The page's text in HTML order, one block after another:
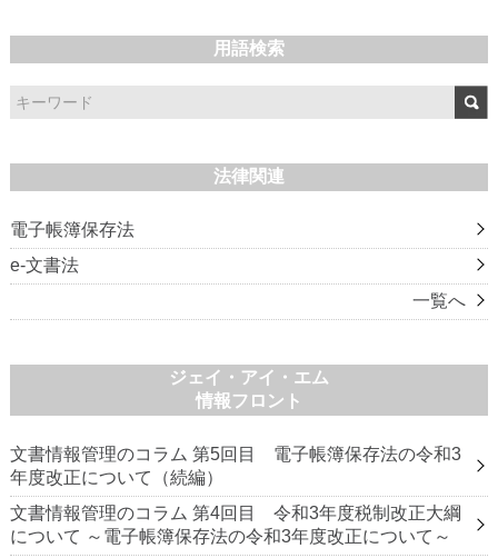
用語検索
法律関連
電子帳簿保存法
e-文書法
一覧へ
ジェイ・アイ・エム
情報フロント
文書情報管理のコラム 第5回目 電子帳簿保存法の令和3
年度改正について（続編）
文書情報管理のコラム 第4回目 令和3年度税制改正大綱
について ～電子帳簿保存法の令和3年度改正について～